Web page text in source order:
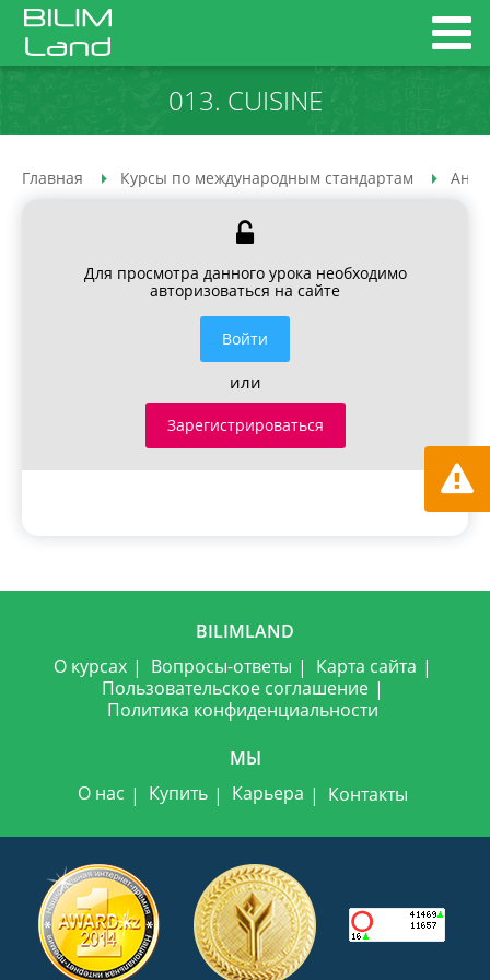
013. CUISINE
Главная Курсы по международным стандартам
Для просмотра данного урока необходимо
авторизоваться на сайте
Войти
или
Зарегистрироваться
BILIMLAND
О курсах
Вопросы-ответы
Карта сайта
Пользовательское соглашение
Политика конфиденциальности
МЫ
О нас
Купить Карьера Контакты